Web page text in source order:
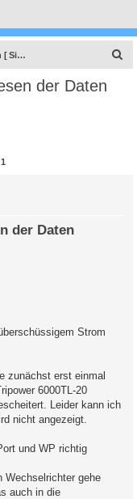
Image Installation [ Single-Regler Version ]
der Daten
1
der Daten
Strom
zunächst erst einmal
6000TL-20
Leider kann ich
nicht angezeigt.
und WP richtig
Wechselrichter gehe
auch in die